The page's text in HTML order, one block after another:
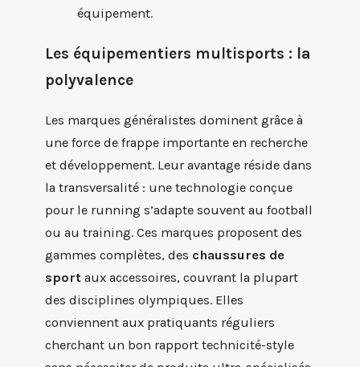
équipement.
Les équipementiers multisports : la
polyvalence
Les marques généralistes dominent grâce à
une force de frappe importante en recherche
et développement. Leur avantage réside dans
la transversalité : une technologie conçue
pour le running s’adapte souvent au football
ou au training. Ces marques proposent des
gammes complètes, des chaussures de
sport aux accessoires, couvrant la plupart
des disciplines olympiques. Elles
conviennent aux pratiquants réguliers
cherchant un bon rapport technicité-style